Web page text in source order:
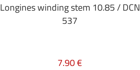
Longines winding stem 10.85 / DCN
537
7.90 €